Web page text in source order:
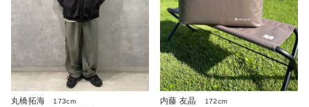
丸橋拓海
173cm
内藤 友晶
172cm